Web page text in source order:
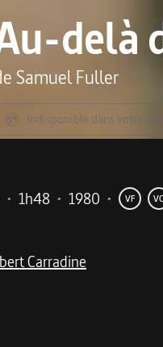
delà
Samuel Fuller
Indisponible dans votre
• 1h48 • 1980 • VF
Carradine